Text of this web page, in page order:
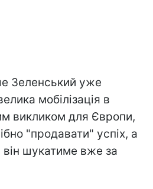
Зеленський уже
мобілізація в
викликом для Європи,
"продавати" успіх, а
шукатиме вже за